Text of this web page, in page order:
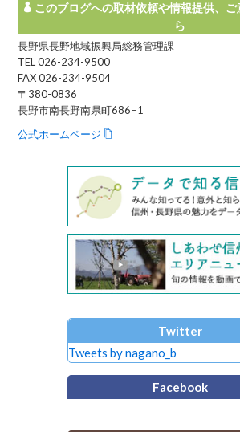
このブログへの取材依頼や情報提供、
ら
長野県長野地域振興局総務管理課
TEL 026-234-9500
FAX 026-234-9504
〒380-0836
長野市南長野南県町686−1
公式ホームページ
Twitter
Tweets by nagano_b
Facebook